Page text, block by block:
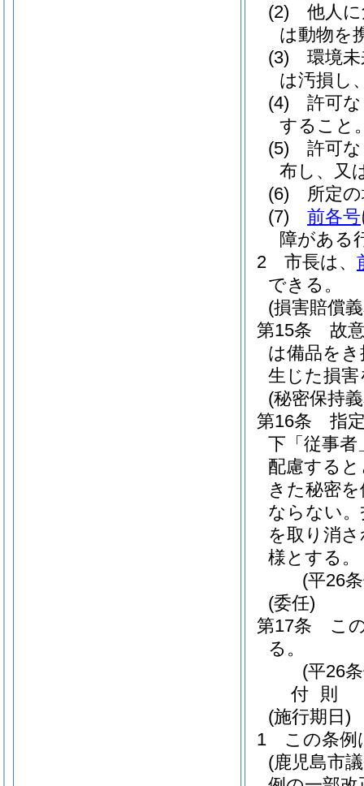
(2)
他人
は動物を
(3)
環境
は汚損し
(4)
許可
すること
(5)
許可
布し、又
(6)
所定
(7)
前各号
障がある
2
市長は、
できる。
(損害賠償
第15条
故
は備品を
生じた損
(秘密保持
第16条
指
下「従事
配慮する
きた秘密
ならない。
を取り消
様とする。
(平26
(委任)
第17条
こ
る。
(平26
付 則
(施行期日)
1
この条例
(鹿児島市